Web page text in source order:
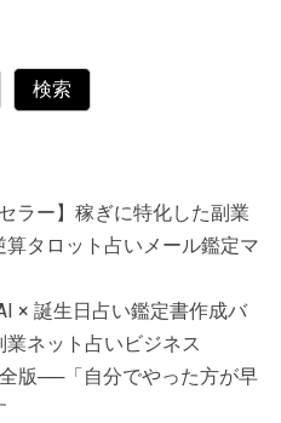
検索
ラー】稼ぎに特化した副業
タロット占いメール鑑定マ
× 誕生日占い鑑定書作成バ
ネット占いビジネス
版──「自分でやった方が早